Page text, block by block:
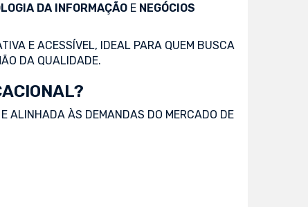
DA INFORMAÇÃO E NEGÓCIOS
E ACESSÍVEL, IDEAL PARA QUEM BUSCA
DA QUALIDADE.
ALINHADA ÀS DEMANDAS DO MERCADO DE